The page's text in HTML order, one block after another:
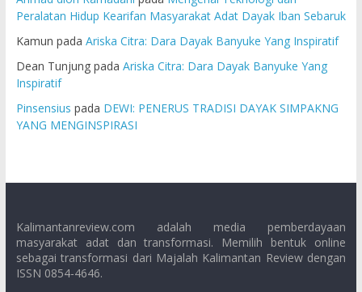
Peralatan Hidup Kearifan Masyarakat Adat Dayak Iban Sebaruk
Kamun pada Ariska Citra: Dara Dayak Banyuke Yang Inspiratif
Dean Tunjungpada Ariska Citra: Dara Dayak Banyuke Yang
Inspiratif
Pinsensius pada DEWI: PENERUS TRADISI DAYAK SIMPAKNG
YANG MENGINSPIRASI
Kalimantanreview.com adalah media pemberdayaan
masyarakat adat dan transformasi. Memilih bentuk online
sebagai transformasi dari Majalah Kalimantan Review dengan
ISSN 0854-4646.